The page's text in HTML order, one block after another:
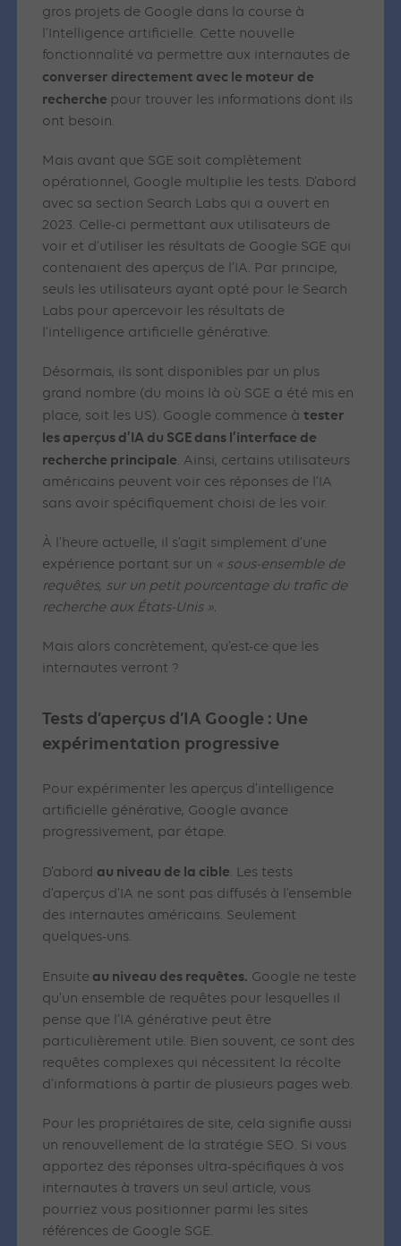
gros projets de Google dans la course à
l’Intelligence artificielle. Cette nouvelle
fonctionnalité va permettre aux internautes de
converser directement avec le moteur de
recherche pour trouver les informations dont ils
ont besoin.
Mais avant que SGE soit complètement
opérationnel, Google multiplie les tests. D’abord
avec sa section Search Labs qui a ouvert en
2023. Celle-ci permettant aux utilisateurs de
voir et d’utiliser les résultats de Google SGE qui
contenaient des aperçus de l’IA. Par principe,
seuls les utilisateurs ayant opté pour le Search
Labs pour apercevoir les résultats de
l’intelligence artificielle générative.
Désormais, ils sont disponibles par un plus
grand nombre (du moins là où SGE a été mis en
place, soit les US). Google commence àtester
les aperçus d’IA du SGE dans l’interface de
recherche principale. Ainsi, certains utilisateurs
américains peuvent voir ces réponses de l’IA
sans avoir spécifiquement choisi de les voir.
À l’heure actuelle, il s’agit simplement d’une
expérience portant sur un « sous-ensemble de
requêtes, sur un petit pourcentage du trafic de
recherche aux États-Unis ».
Mais alors concrètement, qu’est-ce que les
internautes verront ?
Tests d’aperçus d’IA Google : Une
expérimentation progressive
Pour expérimenter les aperçus d’intelligence
artificielle générative, Google avance
progressivement, par étape.
D’abord au niveau de la cible. Les tests
d’aperçus d’IA ne sont pas diffusés à l’ensemble
des internautes américains. Seulement
quelques-uns.
Ensuite au niveau des requêtes. Google ne teste
qu’un ensemble de requêtes pour lesquelles il
pense que l’IA générative peut être
particulièrement utile. Bien souvent, ce sont des
requêtes complexes qui nécessitent la récolte
d’informations à partir de plusieurs pages web.
Pour les propriétaires de site, cela signifie aussi
un renouvellement de la stratégie SEO. Si vous
apportez des réponses ultra-spécifiques à vos
internautes à travers un seul article, vous
pourriez vous positionner parmi les sites
références de Google SGE.